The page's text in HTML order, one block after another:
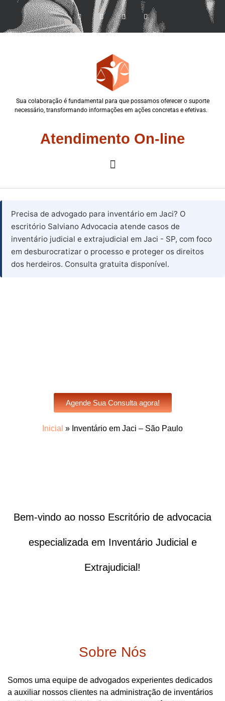
Sua colaboração é fundamental para que possamos oferecer o suporte
necessário, transformando informações em ações concretas e efetivas.
Atendimento On-line
Precisa de advogado para inventário em Jaci? O
escritório Salviano Advocacia atende casos de
inventário judicial e extrajudicial em Jaci - SP, com foco
em desburocratizar o processo e proteger os direitos
dos herdeiros. Consulta gratuita disponível.
Agende Sua Consulta agora!
Inicial » Inventário em Jaci – São Paulo
Bem-vindo ao nosso Escritório de advocacia
especializada em Inventário Judicial e
Extrajudicial!
Sobre Nós
Somos uma equipe de advogados experientes dedicados
a auxiliar nossos clientes na administração de inventários